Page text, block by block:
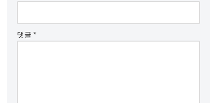
댓글 *